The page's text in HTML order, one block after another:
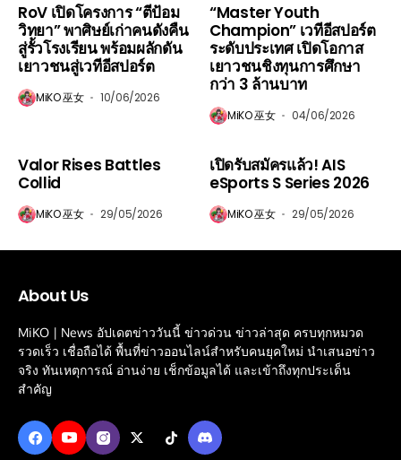
ESport
RoV เปิดโครงการ “ตีป้อม
วิทยา” พาศิษย์เก่าคนดังคืน
สู่รั้วโรงเรียน พร้อมผลักดัน
เยาวชนสู่เวทีอีสปอร์ต
MiKO 巫女 10/06/2026
ESport
“Master Youth
Champion” เวทีอีสปอร์ต
ระดับประเทศ เปิดโอกาส
เยาวชนชิงทุนการศึกษา
กว่า 3 ล้านบาท
MiKO 巫女 04/06/2026
ESport
Valor Rises Battles
Collid
MiKO 巫女 29/05/2026
ESport
เปิดรับสมัครแล้ว! AIS
eSports S Series 2026
MiKO 巫女 29/05/2026
About Us
MiKO | News อัปเดตข่าววันนี้ ข่าวด่วน ข่าวล่าสุด ครบทุกหมวด
รวดเร็ว เชื่อถือได้ พื้นที่ข่าวออนไลน์สำหรับคนยุคใหม่ นำเสนอข่าว
จริง ทันเหตุการณ์ อ่านง่าย เช็กข้อมูลได้ และเข้าถึงทุกประเด็น
สำคัญ